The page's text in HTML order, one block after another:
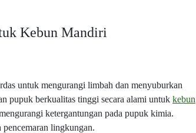
Kebun Mandiri
untuk mengurangi limbah dan menyuburkan
pupuk berkualitas tinggi secara alami untuk kebun
ketergantungan pada pupuk kimia.
pencemaran lingkungan.